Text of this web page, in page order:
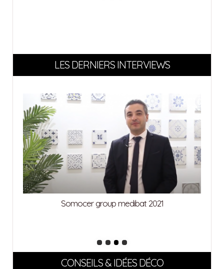
LES DERNIERS INTERVIEWS
Somocer group medibat 2021
CONSEILS & IDÉES DÉCO